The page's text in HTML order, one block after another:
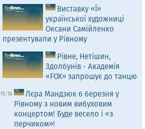
Виставку «Ї»
української художниці
Оксани Самійленко
презентували у Рівному
Рівне, Нетішин,
Здолбунів - Академія
«FOX» запрошує до танцю
15:16
Лєра Мандзюк 6 березня у
Рівному з новим вибуховим
концертом! Буде весело і «з
перчиком»!